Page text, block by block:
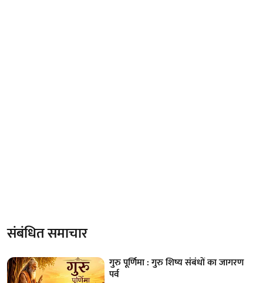
संबंधित समाचार
गुरु पूर्णिमा : गुरु शिष्य संबंधों का जागरण
पर्व